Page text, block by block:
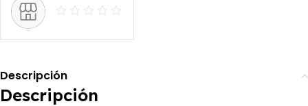
Descripción
Descripción